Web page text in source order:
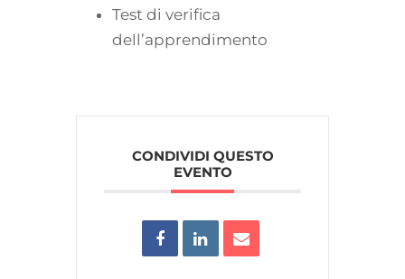
Test di verifica
dell’apprendimento
CONDIVIDI QUESTO
EVENTO